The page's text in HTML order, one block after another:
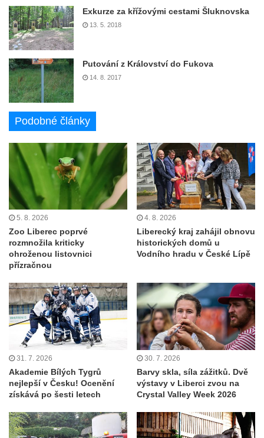
Exkurze za křížovými cestami Šluknovska
13. 5. 2018
Putování z Království do Fukova
14. 8. 2017
Podobné články
5. 8. 2026
Zoo Liberec poprvé
rozmnožila kriticky
ohroženou listovnici
přízračnou
4. 8. 2026
Liberecký kraj zahájil obnovu
historických domů u
Vodního hradu v České Lípě
31. 7. 2026
Akademie Bílých Tygrů
nejlepší v Česku! Ocenění
získává po šesti letech
30. 7. 2026
Barvy skla, síla zážitků. Dvě
výstavy v Liberci zvou na
Crystal Valley Week 2026